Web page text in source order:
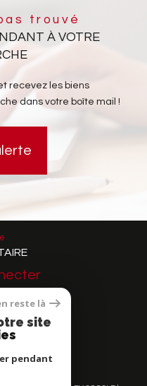
trouvé
À VOTRE
recevez les biens
dans votre boîte mail !
reste là
site
pendant